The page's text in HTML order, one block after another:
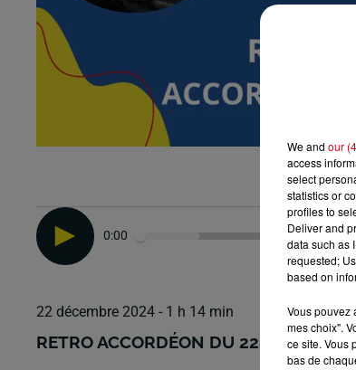
0:00
22 décembre 2024 - 1 h 14 min
RETRO ACCORDÉON DU 22/12/2024
We and our
access
select
statistics or
profiles to
Deliver and
data such as
requested;
based on
Vous pouvez
mes choix".
ce site. Vous
bas de